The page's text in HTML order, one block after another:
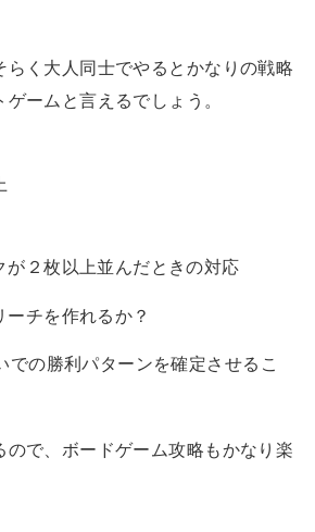
らく大人同士でやるとかなりの戦略
ームと言えるでしょう。
が２枚以上並んだときの対応
チを作れるか？
での勝利パターンを確定させるこ
ので、ボードゲーム攻略もかなり楽